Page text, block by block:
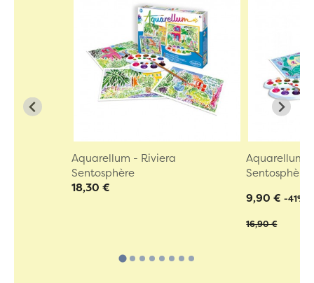
Aquarellum - Riviera
Sentosphère
18,30 €
Aquarellum
Sentosphère
9,90 €-41%
16,90 €